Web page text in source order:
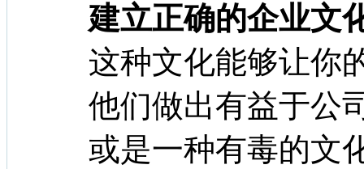
建立正确的企业文
这种文化能够让你
他们做出有益于公
或是一种有毒的